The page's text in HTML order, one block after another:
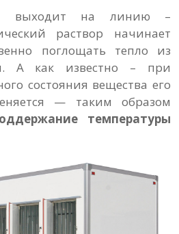
выходит на линию –
раствор начинает
поглощать тепло из
А как известно – при
состояния вещества его
— таким образом
температуры